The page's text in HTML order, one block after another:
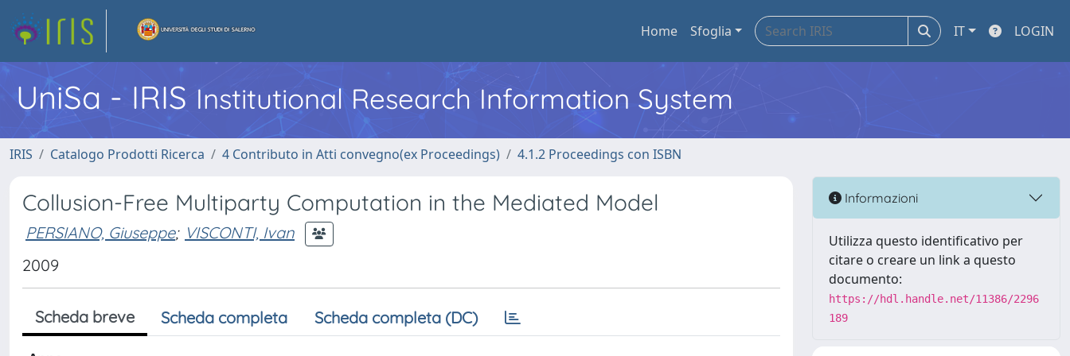
Home Sfoglia IT LOGIN
UniSa - IRIS Institutional Research Information System
IRIS Catalogo Prodotti Ricerca 4 Contributo in Atti convegno(ex Proceedings) 4.1.2 Proceedings con ISBN
Collusion-Free Multiparty Computation in the Mediated Model
PERSIANO, Giuseppe; VISCONTI, Ivan
2009
Scheda breve Scheda completa Scheda completa (DC)
Informazioni
Utilizza questo identificativo per
citare o creare un link a questo
documento:
https://hdl.handle.net/11386/2296
189